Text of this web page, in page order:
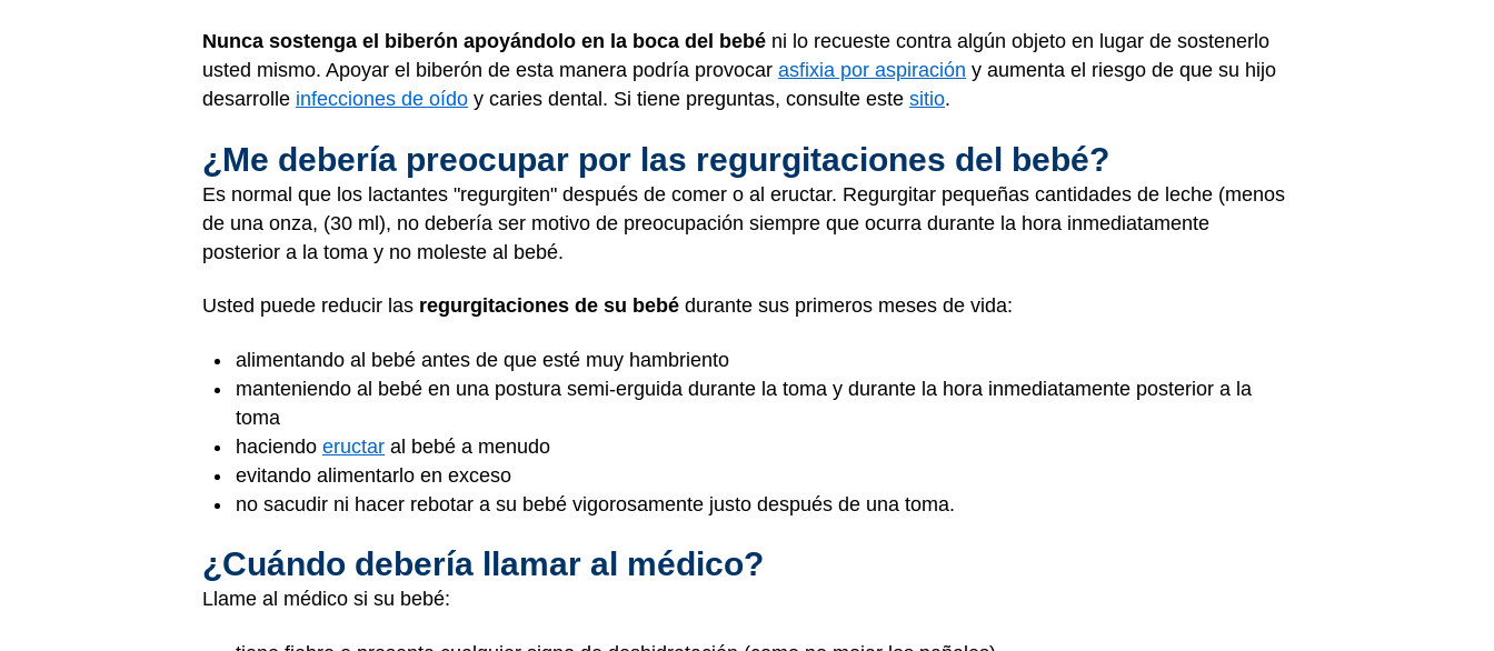
Nunca sostenga el biberón apoyándolo en la boca del bebé ni lo recueste contra algún objeto en lugar de sostenerlo
usted mismo. Apoyar el biberón de esta manera podría provocar asfixia por aspiración y aumenta el riesgo de que su hijo
desarrolle infecciones de oído y caries dental. Si tiene preguntas, consulte este sitio.
¿Me debería preocupar por las regurgitaciones del bebé?
Es normal que los lactantes "regurgiten" después de comer o al eructar. Regurgitar pequeñas cantidades de leche (menos
de una onza, (30 ml), no debería ser motivo de preocupación siempre que ocurra durante la hora inmediatamente
posterior a la toma y no moleste al bebé.
Usted puede reducir las regurgitaciones de su bebé durante sus primeros meses de vida:
alimentando al bebé antes de que esté muy hambriento
manteniendo al bebé en una postura semi-erguida durante la toma y durante la hora inmediatamente posterior a la
toma
haciendo eructar al bebé a menudo
evitando alimentarlo en exceso
no sacudir ni hacer rebotar a su bebé vigorosamente justo después de una toma.
¿Cuándo debería llamar al médico?
Llame al médico si su bebé: